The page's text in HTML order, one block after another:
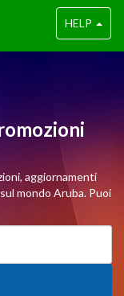
HELP
aggiornamenti
mondo Aruba. Puoi